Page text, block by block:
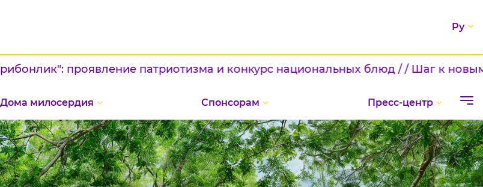
Ру
патриотизма и конкурс национальных блюд / / Шаг к новым
Дома милосердия Спонсорам Пресс-центр